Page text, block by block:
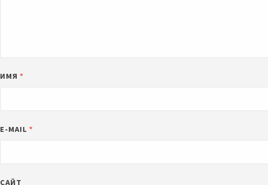
ИМЯ*
E-MAIL*
САЙТ